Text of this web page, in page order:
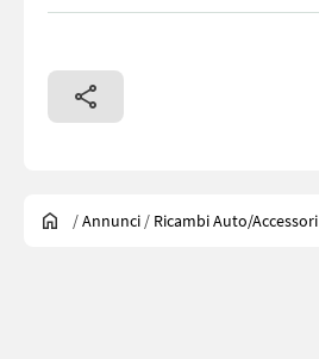
/Annunci / Ricambi Auto/accessori